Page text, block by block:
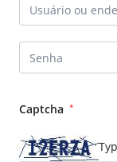
Captcha *